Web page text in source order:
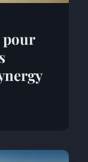
pour